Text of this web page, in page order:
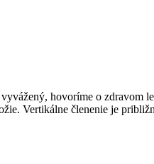
hovoríme o zdravom
Vertikálne členenie je